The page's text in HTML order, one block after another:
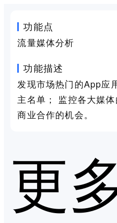
功能点
流量媒体分析
功能描述
发现市场热门的App应
主名单； 监控各大媒
商业合作的机会。
更